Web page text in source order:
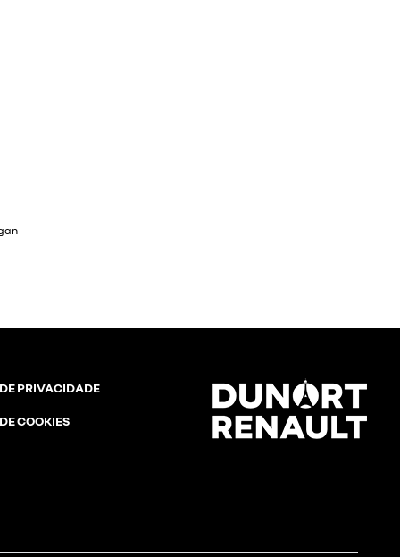
PRIVACIDADE
COOKIES